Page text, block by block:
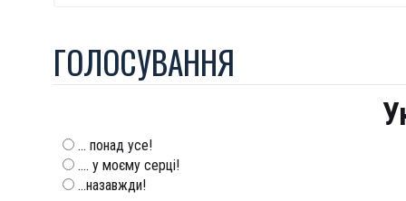
ГОЛОСУВАННЯ
... понад усе!
.... у моєму серці!
...назавжди!